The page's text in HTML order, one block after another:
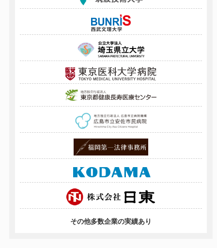
その他多数企業の実績あり